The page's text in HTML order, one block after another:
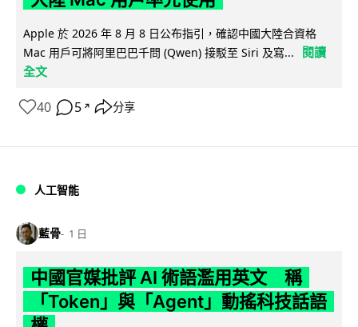
Apple 於 2026 年 8 月 8 日公布指引，確認中國大陸合資格
Mac 用戶可將阿里巴巴千問 (Qwen) 接駁至 Siri 及寫...
閱讀
全文
40 5 ↗ 分享
人工智能
藍骨 1 日
中國官媒批評 AI 術語濫用英文 稱
「Token」與「Agent」動搖科技話語